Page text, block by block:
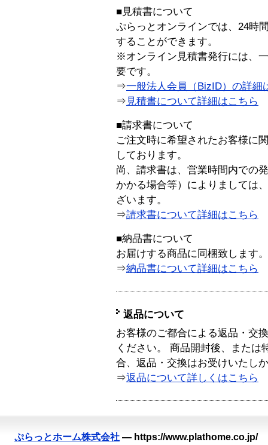
■見積書について
ぷらっとオンラインでは、24時
することができます。
※オンライン見積書発行には、
要です。
⇒一般法人会員（BizID）の詳細
⇒ 見積書について詳細はこちら
■請求書について
ご注文時に希望されたお客様に
しております。
尚、請求書は、営業時間内での
かかる場合等）によりましては
ざいます。
⇒請求書について詳細はこちら
■納品書について
お届けする商品に同梱致します。
⇒納品書について詳細はこちら
返品について
お客様のご都合による返品・交
ください。 商品開封後、または
合、返品・交換はお受けいたし
⇒返品について詳しくはこちら
ぷらっとホーム株式会社 — https://www.plathome.co.jp/